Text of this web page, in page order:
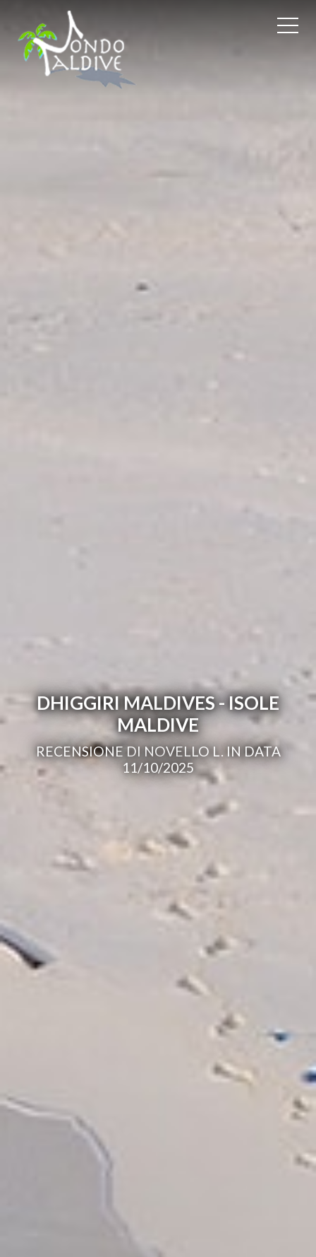
DHIGGIRI MALDIVES - ISOLE
MALDIVE
RECENSIONE DI NOVELLO L. IN DATA
11/10/2025